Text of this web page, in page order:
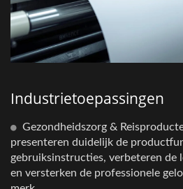
Industrietoepassingen
Gezondheidszorg &
presenteren duidelijk de
gebruiksinstructies, verbeteren de
en versterken de professionele